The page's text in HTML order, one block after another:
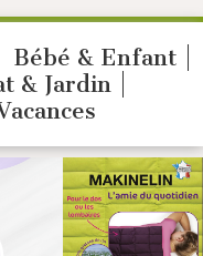
Bébé & Enfant
& Jardin